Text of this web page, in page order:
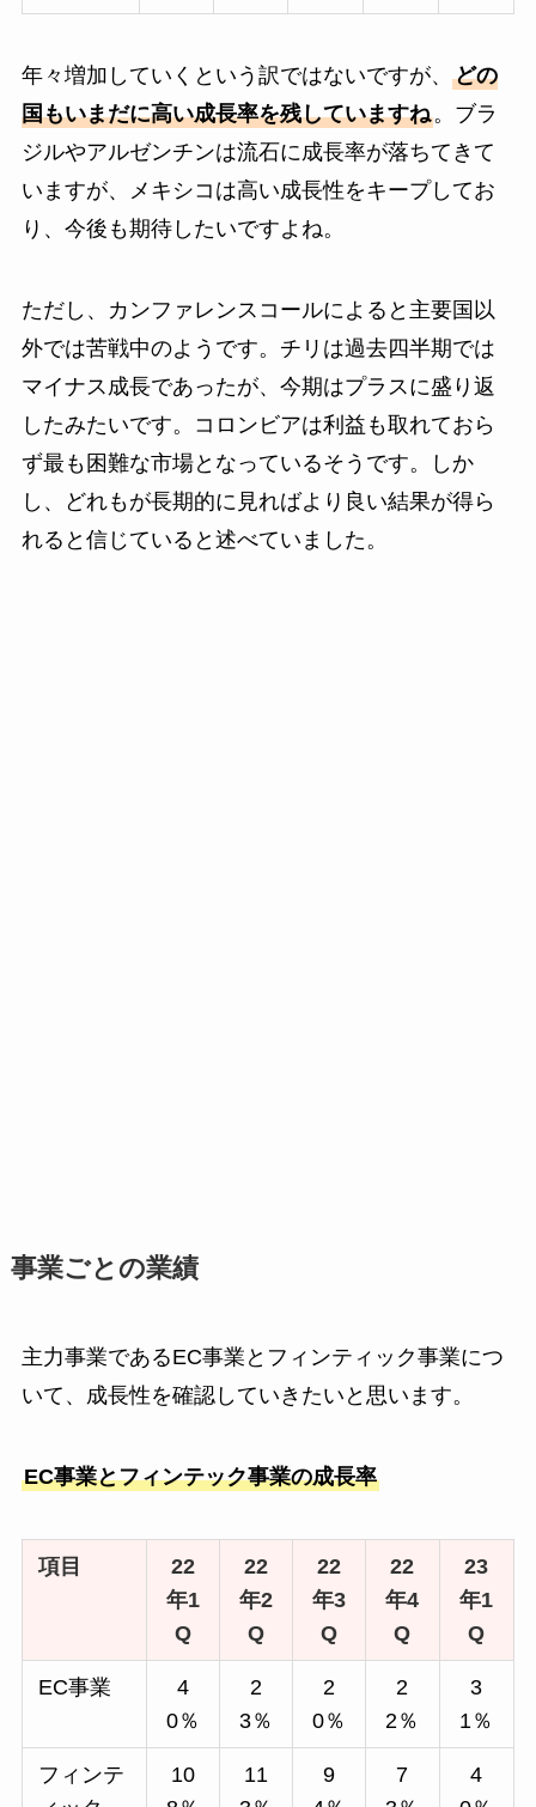
年々増加していくという訳ではないですが、 どの
国もいまだに高い成長率を残していますね。ブラ
ジルやアルゼンチンは流石に成長率が落ちてきて
いますが、メキシコは高い成長性をキープしてお
り、今後も期待したいですよね。
ただし、カンファレンスコールによると主要国以
外では苦戦中のようです。チリは過去四半期では
マイナス成長であったが、今期はプラスに盛り返
したみたいです。コロンビアは利益も取れておら
ず最も困難な市場となっているそうです。しか
し、どれもが長期的に見ればより良い結果が得ら
れると信じていると述べていました。
事業ごとの業績
主力事業であるEC事業とフィンティック事業につ
いて、成長性を確認していきたいと思います。
EC事業とフィンテック事業の成長率
項目
22
年1
Q
22
年2
Q
22
年3
Q
22
年4
Q
23
年1
Q
EC事業
4
0％
2
3％
2
0％
2
2％
3
1％
フィンテ
10
11
9
7
4